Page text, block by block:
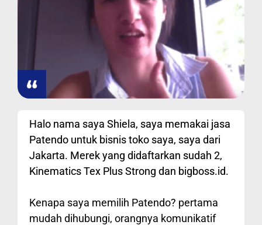
Halo nama saya Shiela, saya memakai jasa
Patendo untuk bisnis toko saya, saya dari
Jakarta. Merek yang didaftarkan sudah 2,
Kinematics Tex Plus Strong dan bigboss.id.
Kenapa saya memilih Patendo? pertama
mudah dihubungi, orangnya komunikatif